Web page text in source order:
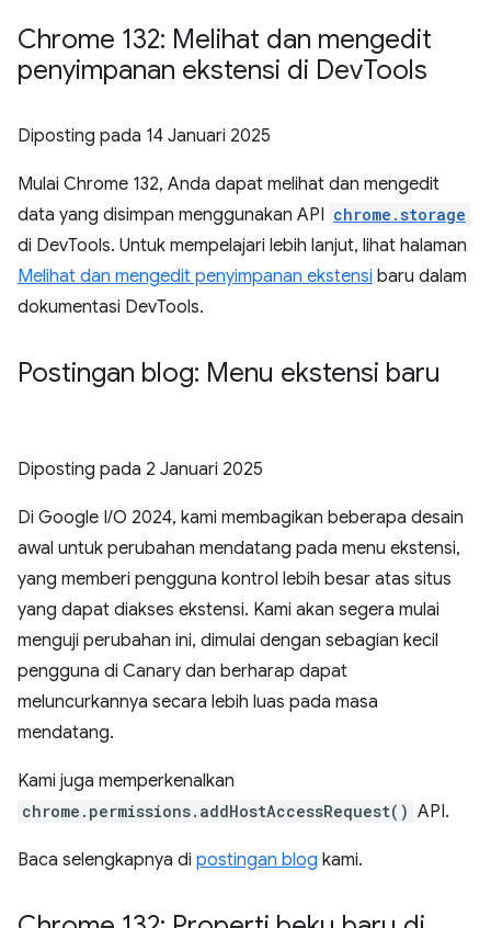
Chrome 132: Melihat dan mengedit
penyimpanan ekstensi di DevTools
Diposting pada 14 Januari 2025
Mulai Chrome 132, Anda dapat melihat dan mengedit
data yang disimpan menggunakan API chrome.storage
di DevTools. Untuk mempelajari lebih lanjut, lihat halaman
Melihat dan mengedit penyimpanan ekstensi baru dalam
dokumentasi DevTools.
Postingan blog: Menu ekstensi baru
Diposting pada 2 Januari 2025
Di Google I / O 2024, kami membagikan beberapa desain
awal untuk perubahan mendatang pada menu ekstensi,
yang memberi pengguna kontrol lebih besar atas situs
yang dapat diakses ekstensi. Kami akan segera mulai
menguji perubahan ini, dimulai dengan sebagian kecil
pengguna di Canary dan berharap dapat
meluncurkannya secara lebih luas pada masa
mendatang.
Kami juga memperkenalkan
chrome.permissions.addHostAccessRequest() API.
Baca selengkapnya di postingan blog kami.